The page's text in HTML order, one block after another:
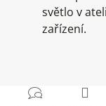
světlo v
zařízení.